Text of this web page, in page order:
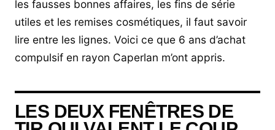
les fausses bonnes affaires, les fins de série
utiles et les remises cosmétiques, il faut savoir
lire entre les lignes. Voici ce que 6 ans d’achat
compulsif en rayon Caperlan m’ont appris.
LES DEUX FENÊTRES DE